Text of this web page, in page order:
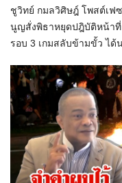
ชูวิทย์ กมลวิศิษฎ์ โพสต์เฟ
นูญสั่งพิธาหยุดปฎิบัติหน้าที่
รอบ 3 เกมสลับข้ามขั้ว ได้